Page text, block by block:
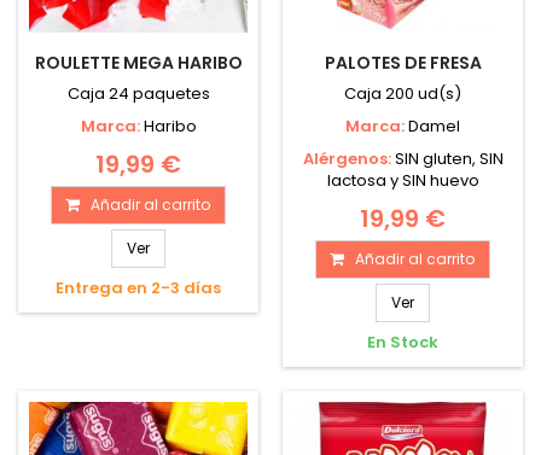
ROULETTE MEGA HARIBO
Caja 24 paquetes
Marca:Haribo
19,99 €
Añadir al carrito
Ver
Entrega en 2-3 días
PALOTES DE FRESA
Caja 200 ud(s)
Marca:Damel
Alérgenos:SIN gluten, SIN
lactosa y SIN huevo
19,99 €
Añadir al carrito
Ver
En Stock